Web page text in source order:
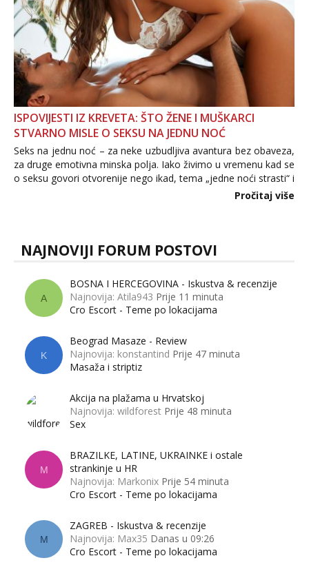
ISPOVIJESTI IZ KREVETA: ŠTO ŽENE I MUŠKARCI
STVARNO MISLE O SEKSU NA JEDNU NOĆ
Seks na jednu noć – za neke uzbudljiva avantura bez obaveza,
za druge emotivna minska polja. Iako živimo u vremenu kad se
o seksu govori otvorenije nego ikad, tema „jedne noći strasti“ i
dalje izaziva burne rasprave. Što zapravo misle žene, a što
Pročitaj više
NAJNOVIJI FORUM POSTOVI
A
BOSNA I HERCEGOVINA - Iskustva & recenzije
Najnovija: Atila943 Prije 11 minuta
Cro Escort - Teme po lokacijama
K
Beograd Masaze - Review
Najnovija: konstantind Prije 47 minuta
Masaža i striptiz
Akcija na plažama u Hrvatskoj
Najnovija: wildforest Prije 48 minuta
Sex
M
BRAZILKE, LATINE, UKRAINKE i ostale
strankinje u HR
Najnovija: Markonix Prije 54 minuta
Cro Escort - Teme po lokacijama
M
ZAGREB - Iskustva & recenzije
Najnovija: Max35 Danas u 09:26
Cro Escort - Teme po lokacijama